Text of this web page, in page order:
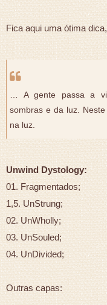
Fica aqui uma ótima
… A gente passa a
sombras e da luz.
na luz.
Unwind Dystology:
01. Fragmentados;
1,5. UnStrung;
02. UnWholly;
03. UnSouled;
04. UnDivided;
Outras capas: